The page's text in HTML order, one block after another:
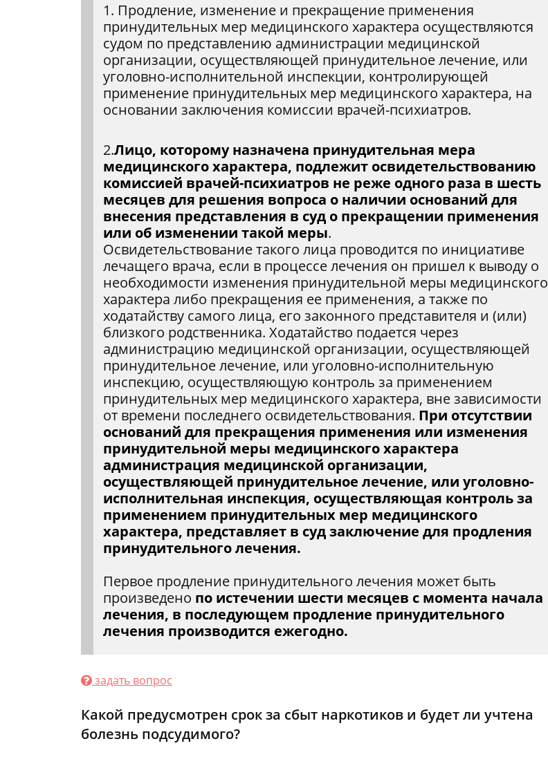
1. Продление, изменение и прекращение применения
принудительных мер медицинского характера осуществляются
судом по представлению администрации медицинской
организации, осуществляющей принудительное лечение, или
уголовно-исполнительной инспекции, контролирующей
применение принудительных мер медицинского характера, на
основании заключения комиссии врачей-психиатров.
2.Лицо, которому назначена принудительная мера
медицинского характера, подлежит освидетельствованию
комиссией врачей-психиатров не реже одного раза в шесть
месяцев для решения вопроса о наличии оснований для
внесения представления в суд о прекращении применения
или об изменении такой меры.
Освидетельствование такого лица проводится по инициативе
лечащего врача, если в процессе лечения он пришел к выводу о
необходимости изменения принудительной меры медицинского
характера либо прекращения ее применения, а также по
ходатайству самого лица, его законного представителя и (или)
близкого родственника. Ходатайство подается через
администрацию медицинской организации, осуществляющей
принудительное лечение, или уголовно-исполнительную
инспекцию, осуществляющую контроль за применением
принудительных мер медицинского характера, вне зависимости
от времени последнего освидетельствования. При отсутствии
оснований для прекращения применения или изменения
принудительной меры медицинского характера
администрация медицинской организации,
осуществляющей принудительное лечение, или уголовно-
исполнительная инспекция, осуществляющая контроль за
применением принудительных мер медицинского
характера, представляет в суд заключение для продления
принудительного лечения.
Первое продление принудительного лечения может быть
произведено по истечении шести месяцев с момента начала
лечения, в последующем продление принудительного
лечения производится ежегодно.
задать вопрос
Какой предусмотрен срок за сбыт наркотиков и будет ли учтена
болезнь подсудимого?